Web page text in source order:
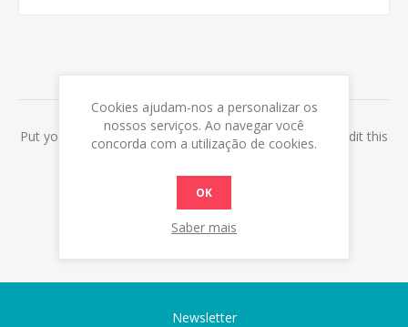
Put your login / registration information here. You can edit this
Newsletter
Cookies ajudam-nos a personalizar os
nossos serviços. Ao navegar você
concorda com a utilização de cookies.
OK
Saber mais